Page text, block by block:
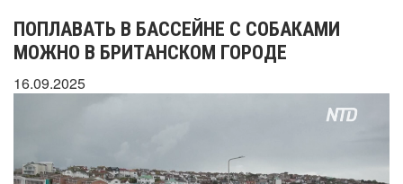
ПОПЛАВАТЬ В БАССЕЙНЕ С СОБАКАМИ
МОЖНО В БРИТАНСКОМ ГОРОДЕ
16.09.2025